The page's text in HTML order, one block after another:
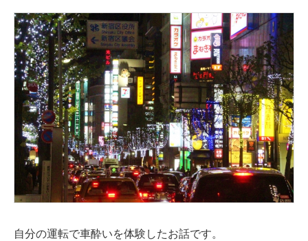
自分の運転で車酔いを体験したお話です。